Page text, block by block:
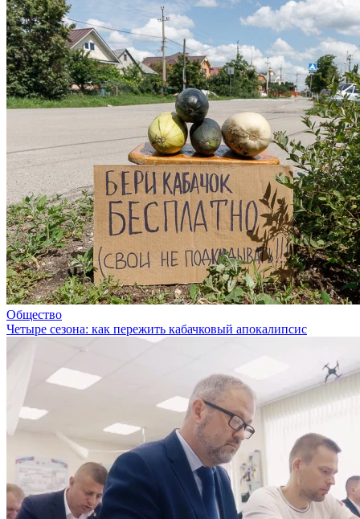
Общество
Четыре сезона: как пережить кабачковый апокалипсис